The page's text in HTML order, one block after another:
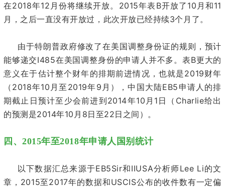
在2018年12 月份将继续开放。 2015年表 B开放了 10 月和11
月，之后一直没有开放过，此次开放已经持续3个月了。
由于特朗普政府修改了在美国调整身份证的规则，预计
能够递交I485在美国调整身份的申请人并不多。表B更大的
意义在于估计整个财年的排期前进情况，也就是2019财年
（ 2018年10 月至 2019年9 月），中国大陆EB5 申请人的排
期截止日预计至少会前进到 2014年10 月 1 日（ Charlie给出
的预测是2014年10 月 8 日至22 日之间）。
四、2015年至2018年申请人国别统计
以下数据汇总来源于EB5Sir和IIUSA分析师Lee Li的文
章， 2015至2017年的数据和USCIS公布的收件数有一定偏